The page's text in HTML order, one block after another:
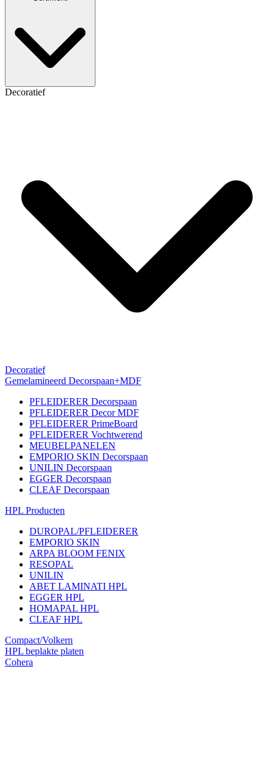
Decoratief
Decoratief
Gemelamineerd Decorspaan+MDF
PFLEIDERER Decorspaan
PFLEIDERER Decor MDF
PFLEIDERER PrimeBoard
PFLEIDERER Vochtwerend
MEUBELPANELEN
EMPORIO SKIN Decorspaan
UNILIN Decorspaan
EGGER Decorspaan
CLEAF Decorspaan
HPL Producten
DUROPAL/PFLEIDERER
EMPORIO SKIN
ARPA BLOOM FENIX
RESOPAL
UNILIN
ABET LAMINATI HPL
EGGER HPL
HOMAPAL HPL
CLEAF HPL
Compact/Volkern
HPL beplakte platen
Cohera